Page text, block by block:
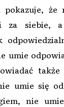
pokazuje,
za siebie,
umie
umie się
nie